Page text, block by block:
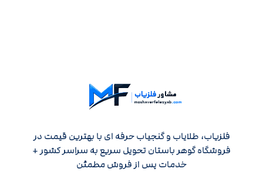
فلزیاب، طلایاب و گنجیاب حرفه ای با بهترین قیمت در
فروشگاه گوهر باستان تحویل سریع به سراسر کشور +
خدمات پس از فروش مطمئن